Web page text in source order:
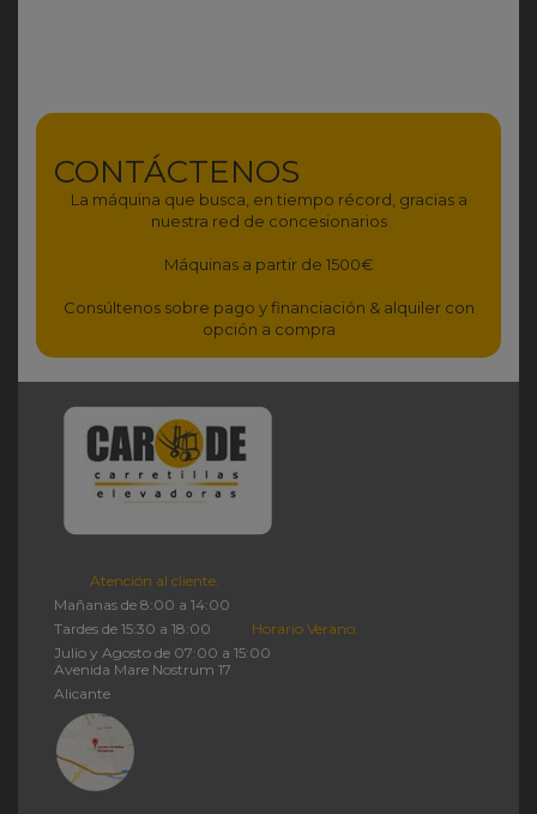
CONTÁCTENOS
La máquina que busca, en tiempo récord, gracias a
nuestra red de concesionarios
Máquinas a partir de 1500€
Consúltenos sobre pago y financiación & alquiler con
opción a compra
Atención al cliente:
Mañanas de 8:00 a 14:00
Tardes de 15:30 a 18:00
Horario Verano:
Julio y Agosto de 07:00 a 15:00
Avenida Mare Nostrum 17
Alicante